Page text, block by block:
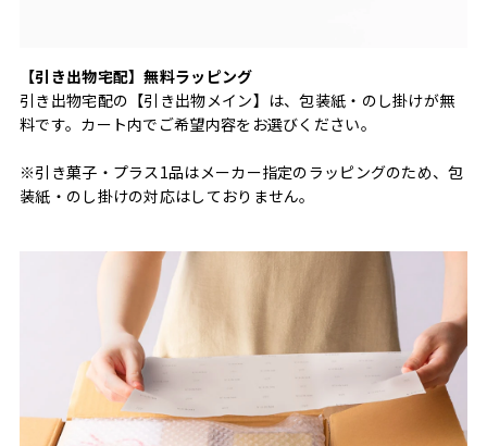
【引き出物宅配】無料ラッピング
引き出物宅配の【引き出物メイン】は、包装紙・のし掛けが無
料です。カート内でご希望内容をお選びください。
※引き菓子・プラス1品はメーカー指定のラッピングのため、包
装紙・のし掛けの対応はしておりません。